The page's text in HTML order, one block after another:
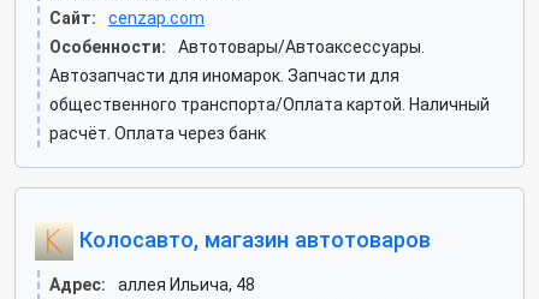
Сайт:
cenzap.com
Особенности:
Автотовары/Автоаксессуары.
Автозапчасти для иномарок. Запчасти для
общественного транспорта/Оплата картой. Наличный
расчёт. Оплата через банк
Колосавто, магазин автотоваров
Адрес:
аллея Ильича, 48